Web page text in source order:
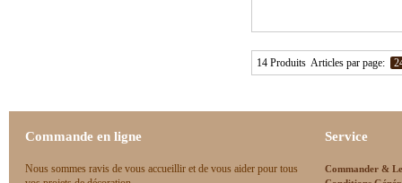
14 Produits Articles par page:
Commande en ligne
Nous sommes ravis de vous accueillir et de vous aider pour tous
Service
Commander &